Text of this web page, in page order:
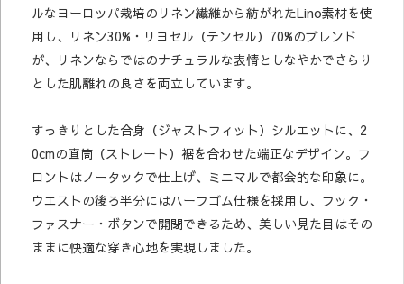
ルなヨーロッパ栽培のリネン繊維から紡がれたLino素材を使
用し、リネン30%・リヨセル（テンセル）70%のブレンド
が、リネンならではのナチュラルな表情としなやかでさらり
とした肌離れの良さを両立しています。
すっきりとした合身（ジャストフィット）シルエットに、2
0cmの直筒（ストレート）裾を合わせた端正なデザイン。フ
ロントはノータックで仕上げ、ミニマルで都会的な印象に。
ウエストの後ろ半分にはハーフゴム仕様を採用し、フック・
ファスナー・ボタンで開閉できるため、美しい見た目はその
ままに快適な穿き心地を実現しました。